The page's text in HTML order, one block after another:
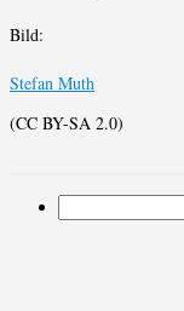
Bild:
Stefan Muth
(CC BY-SA 2.0)